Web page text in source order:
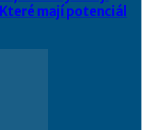
mají potenciál